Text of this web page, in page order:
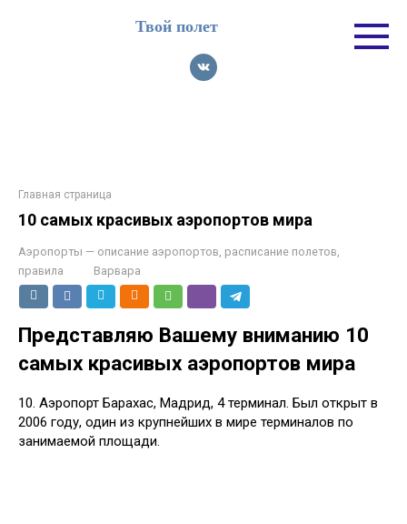
Твой полет
Главная страница
10 самых красивых аэропортов мира
Аэропорты — описание аэропортов, расписание полетов,
правила
Варвара
Представляю Вашему вниманию 10
самых красивых аэропортов мира
10. Аэропорт Барахас, Мадрид, 4 терминал. Был открыт в
2006 году, один из крупнейших в мире терминалов по
занимаемой площади.